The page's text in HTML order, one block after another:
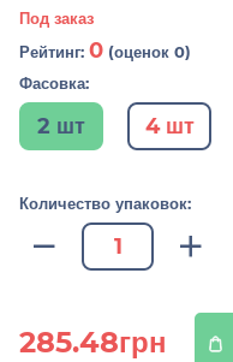
Под заказ
Рейтинг: 0 (оценок 0)
Фасовка:
2 шт 4 шт
Количество упаковок:
285.48грн